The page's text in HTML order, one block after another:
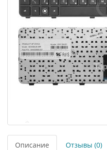
Описание Отзывы (0)